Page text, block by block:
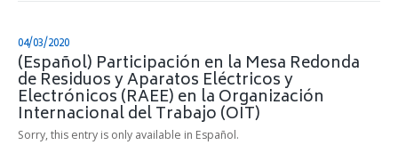
04/03/2020
(Español) Participación en la Mesa Redonda
de Residuos y Aparatos Eléctricos y
Electrónicos (RAEE) en la Organización
Internacional del Trabajo (OIT)
Sorry, this entry is only available in Español.